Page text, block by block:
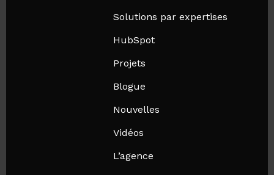
Solutions par expertises
HubSpot
Projets
Blogue
Nouvelles
Vidéos
L’agence